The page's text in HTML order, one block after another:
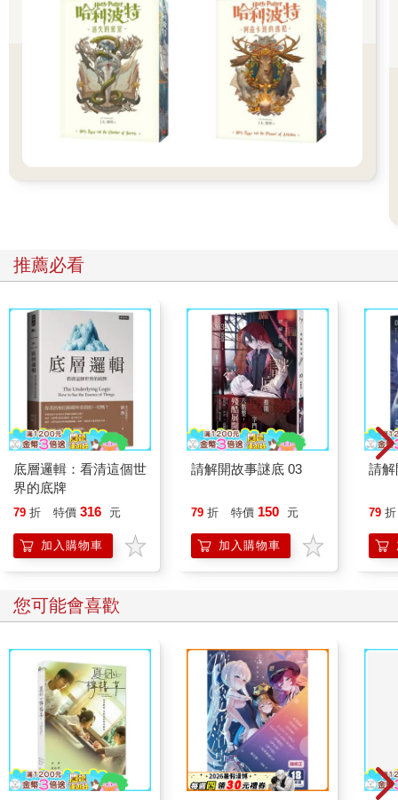
學們常常面露緊張神色，討論中共飛彈打臺灣的新聞。他們吵著
這飛彈最好落在某某某家，把他們討厭的同學屁股都炸爛，說著
說著，一夥人發出土狼般嘻嘻的奸笑聲。
我們跟著移民仲介公司的安排，在貝里斯的聖佩德羅過了幾天悠
閒的海島生活。聖佩德羅果然像是夏威夷，到處是美麗的海岸和
度假村。只是和太平洋蔚藍的海不一樣，大西洋的海水是綠色
喝喝看。遠看，這綠色就更深了點，如同貓的碧綠眼，神祕不可
看到零零星星少數幾個會說中文的人。大多數的人皮膚黝黑，五
我們。
這裡沒有任何百貨公司或現代化的商店，連柏油路都非常少見，
學校破破爛爛，連房子也都簡陋如鄉下農舍。紅土路上常有晒太
陽的大蜥蜴。媽媽看到兩公尺長的爬蟲類忍不住尖叫，退回屋裡
去，被這世界的粗野蠻荒嚇得臉色慘白。
但我蹲在地上，和大蜥蜴對視。大蜥蜴十分鎮定，先是看了我一
陣，接著扭一扭粗壯的脖子，轉過頭去，挪移身子準備離開。我
跟在牠後頭，牠走了幾步又回頭看，像是在警告我。最後，牠在
走進樹叢之前，忽然把脖子抬高，大嘴一張，把一朵垂墜的紅色
朱槿花吞了下去。牠目視著另外幾朵位置比較高的花，大嘴又一
張，但身體卻無法再抬高了，牠的脖子最多就只能伸到這個程
度。
我幫牠把花摘了下來，放在牠的頭頂上。
大蜥蜴不動聲色地瞪著我，不知如何反應，停格幾秒後搖擺著身
在氣我多管閒事一樣。但牠頭上那朵鮮豔的紅花，仍牢牢地蓋在
牠的頭上。這下，大蜥蜴變成了三八阿花，惹得我在旁呵呵大
爸媽兩人無視大蜥蜴，他們待在旅館的房間裡默不出聲。他們也
無視每天掛在樹上的黑色猴子。當地人稱這種猴子叫「吼猴」，
因為牠們的叫聲深厚綿長，在很遠的地方都聽得到。儘管吼猴不
斷發出如恐龍般的鳴叫，但爸媽彷彿還是什麼都聽不到，整趟旅
程兩人都保持著沉默。旅館房間內安靜緊張，像是大雨來臨前的
氣氛─空氣飄浮著鐵鏽般的氣味，白蟻都飛到了燈前，但外頭的
世界卻暗了下來，靜悄悄一片，彷彿這世間的萬物都屏住氣息，
推薦必看
底層邏輯：看清這個世
界的底牌
79 折 特價 316 元
加入購物車
請解開故事謎底 03
79 折 特價 150 元
加入購物車
請解
79 折
您可能會喜歡